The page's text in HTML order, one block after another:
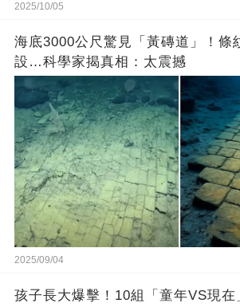
2025/10/05
海底3000公尺驚見「黃磚道」！條
設…科學家揭真相：太震撼
2025/09/04
孩子長大爆擊！10組「童年VS現